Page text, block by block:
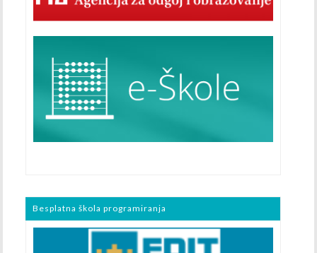
Besplatna škola programiranja